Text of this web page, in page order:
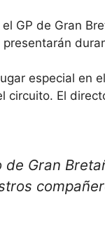
GP de Gran
especial en
circuito. El
de Gran